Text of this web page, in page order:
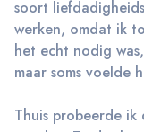
soort
werken, omdat ik
het echt nodig
maar soms voelde
Thuis probeerde